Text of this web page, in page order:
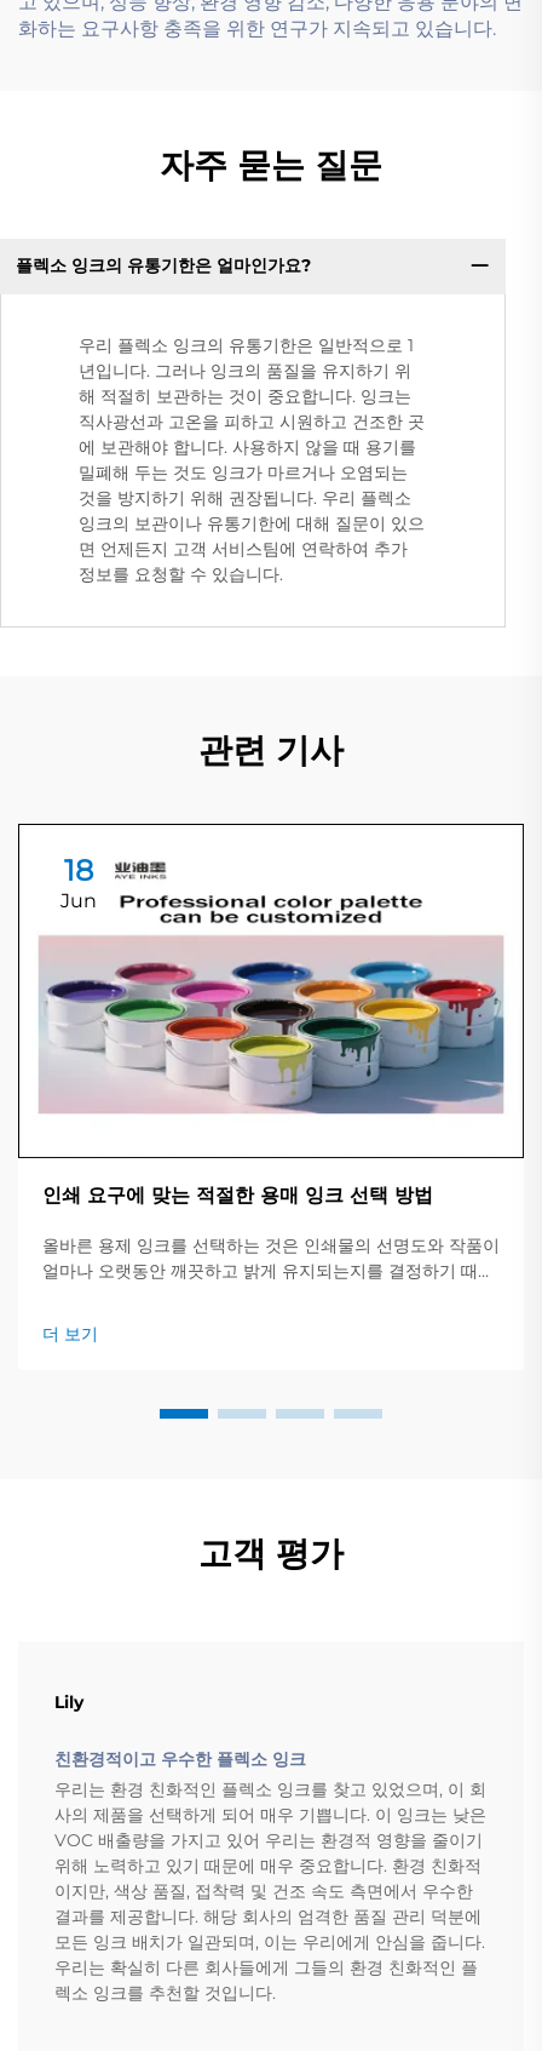
화하는 요구사항 충족을 위한 연구가 지속되고 있습니다.
자주 묻는 질문
플렉소 잉크의 유통기한은 얼마인가요?
우리 플렉소 잉크의 유통기한은 일반적으로 1
년입니다. 그러나 잉크의 품질을 유지하기 위
해 적절히 보관하는 것이 중요합니다. 잉크는
직사광선과 고온을 피하고 시원하고 건조한 곳
에 보관해야 합니다. 사용하지 않을 때 용기를
밀폐해 두는 것도 잉크가 마르거나 오염되는
것을 방지하기 위해 권장됩니다. 우리 플렉소
잉크의 보관이나 유통기한에 대해 질문이 있으
면 언제든지 고객 서비스팀에 연락하여 추가
정보를 요청할 수 있습니다.
관련 기사
18
Jun
인쇄 요구에 맞는 적절한 용매 잉크 선택 방법
올바른 용제 잉크를 선택하는 것은 인쇄물의 선명도와 작품이
얼마나 오랫동안 깨끗하고 밝게 유지되는지를 결정하기 때문
업 및 확인해야 할 핵심 사항에 대한 개요를 제공합니다.
더 보기
고객 평가
Lily
친환경적이고 우수한 플렉소 잉크
우리는 환경 친화적인 플렉소 잉크를 찾고 있었으며, 이 회
사의 제품을 선택하게 되어 매우 기쁩니다. 이 잉크는 낮은
VOC 배출량을 가지고 있어 우리는 환경적 영향을 줄이기
위해 노력하고 있기 때문에 매우 중요합니다. 환경 친화적
이지만, 색상 품질, 접착력 및 건조 속도 측면에서 우수한
결과를 제공합니다. 해당 회사의 엄격한 품질 관리 덕분에
모든 잉크 배치가 일관되며, 이는 우리에게 안심을 줍니다.
우리는 확실히 다른 회사들에게 그들의 환경 친화적인 플
렉소 잉크를 추천할 것입니다.